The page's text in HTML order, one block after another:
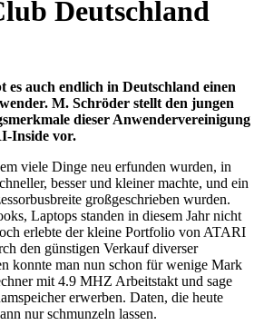
Deutschland
es auch endlich in Deutschland einen
M. Schröder stellt den jungen
dieser Anwendervereinigung
Inside vor.
viele Dinge neu erfunden wurden, in
besser und kleiner machte, und ein
großgeschrieben wurden.
Laptops standen in diesem Jahr nicht
erlebte der kleine Portfolio von ATARI
den günstigen Verkauf diverser
konnte man nun schon für wenige Mark
mit 4.9 MHZ Arbeitstakt und sage
erwerben. Daten, die heute
nur schmunzeln lassen.